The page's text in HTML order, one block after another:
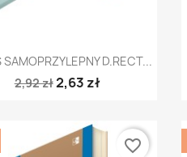
Szybki podgląd
SAMOPRZYLEPNY D.RECT...
2,92 zł2,63 zł
favorite_border